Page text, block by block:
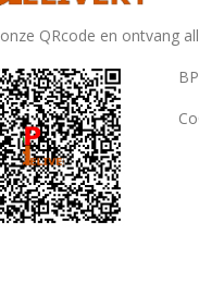
QRcode en ontvang